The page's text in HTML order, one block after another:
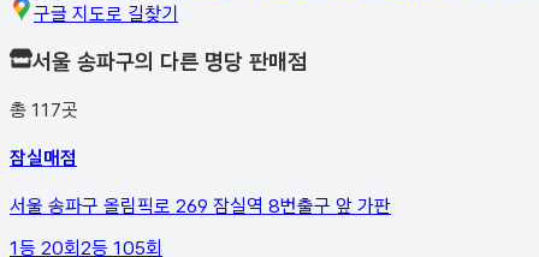
구글 지도로 길찾기
서울 송파구의 다른 명당 판매점
총 117곳
잠실매점
서울 송파구 올림픽로 269 잠실역 8번출구 앞 가판
1등 20회 2등 105회